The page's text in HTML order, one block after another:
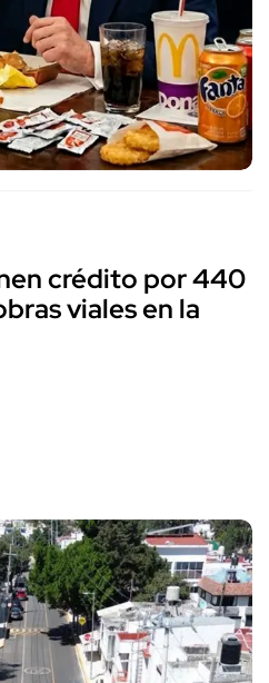
crédito por 440
viales en la